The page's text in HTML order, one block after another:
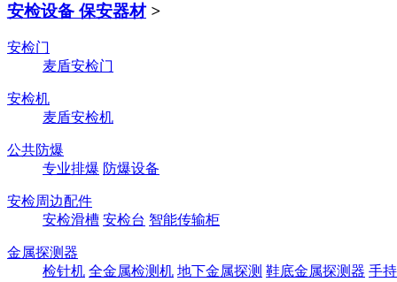
安检设备 保安器材 >
安检门
麦盾安检门
安检机
麦盾安检机
公共防爆
专业排爆 防爆设备
安检周边配件
安检滑槽 安检台 智能传输柜
金属探测器
检针机 全金属检测机 地下金属探测 鞋底金属探测器 手